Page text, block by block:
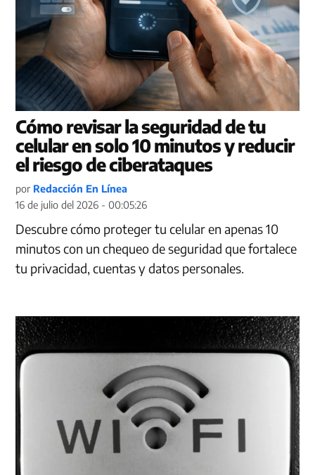
Cómo revisar la seguridad de tu
celular en solo 10 minutos y reducir
el riesgo de ciberataques
por Redacción En Línea
16 de julio del 2026 - 00:05:26
Descubre cómo proteger tu celular en apenas 10
minutos con un chequeo de seguridad que fortalece
tu privacidad, cuentas y datos personales.